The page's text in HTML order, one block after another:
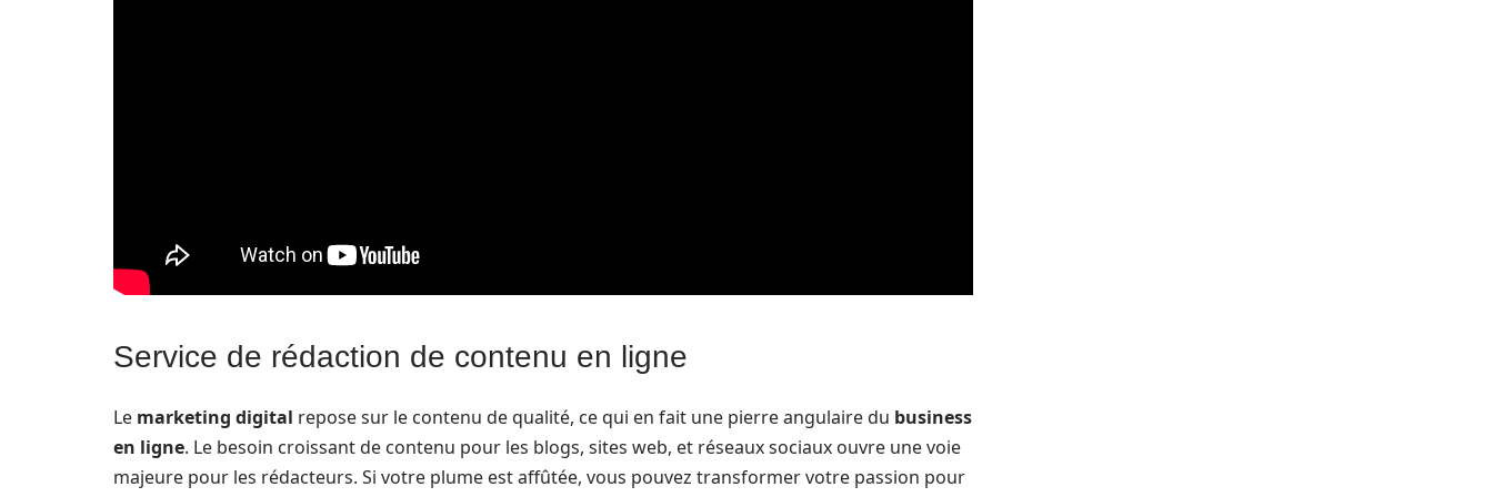
Service de rédaction de contenu en ligne
Le marketing digital repose sur le contenu de qualité, ce qui en fait une pierre angulaire du business
en ligne. Le besoin croissant de contenu pour les blogs, sites web, et réseaux sociaux ouvre une voie
majeure pour les rédacteurs. Si votre plume est affûtée, vous pouvez transformer votre passion pour